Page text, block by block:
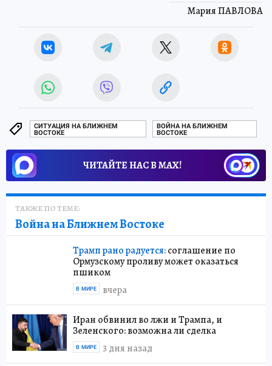
Мария ПАВЛОВА
СИТУАЦИЯ НА БЛИЖНЕМ
ВОСТОКЕ
ВОЙНА НА БЛИЖНЕМ
ВОСТОКЕ
ЧИТАЙТЕ НАС В МАХ!
ТАКЖЕ ПО ТЕМЕ:
Война на Ближнем Востоке
Трамп рано радуется:соглашение по
Ормузскому проливу может оказаться
пшиком
вчера
В МИРЕ
Иран обвинил во лжи и Трампа, и
Зеленского: возможна ли сделка
3 дня назад
В МИРЕ